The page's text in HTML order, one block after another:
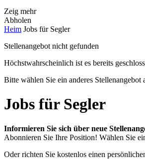
Zeig mehr
Abholen
Heim Jobs für Segler
Stellenangebot nicht gefunden
Höchstwahrscheinlich ist es bereits
Bitte wählen Sie ein anderes
Jobs für Segler
Informieren Sie sich über neue
Abonnieren Sie Ihre Position! Wählen Sie
Oder richten Sie kostenlos einen